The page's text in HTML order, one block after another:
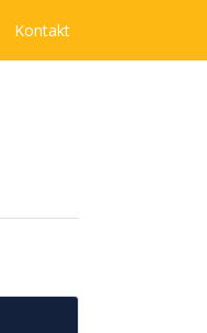
Kontakt